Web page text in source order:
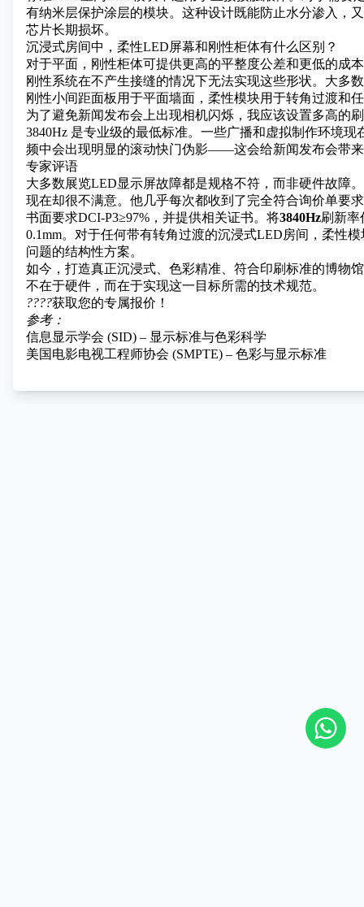
有纳米层保护涂层的模块。这种设计既能防止水分渗入，
芯片长期损坏。
沉浸式房间中，柔性LED屏幕和刚性柜体有什么区别？
对于平面，刚性柜体可提供更高的平整度公差和更低的成
刚性系统在不产生接缝的情况下无法实现这些形状。大多
刚性小间距面板用于平面墙面，柔性模块用于转角过渡和
为了避免新闻发布会上出现相机闪烁，我应该设置多高的
3840Hz 是专业级的最低标准。一些广播和虚拟制作环境
频中会出现明显的滚动快门伪影——这会给新闻发布会带
专家评语
大多数展览LED显示屏故障都是规格不符，而非硬件故障
现在却很不满意。他几乎每次都收到了完全符合询价单要
书面要求DCI-P3≥97%，并提供相关证书。将3840Hz刷新率
0.1mm。对于任何带有转角过渡的沉浸式LED房间，柔
问题的结构性方案。
如今，打造真正沉浸式、色彩精准、符合印刷标准的博物
不在于硬件，而在于实现这一目标所需的技术规范。
????获取您的专属报价！
参考：
信息显示学会 (SID) – 显示标准与色彩科学
美国电影电视工程师协会 (SMPTE) – 色彩与显示标准